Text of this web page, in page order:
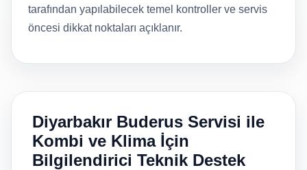
tarafından yapılabilecek temel kontroller ve servis
öncesi dikkat noktaları açıklanır.
Diyarbakır Buderus Servisi ile
Kombi ve Klima İçin
Bilgilendirici Teknik Destek